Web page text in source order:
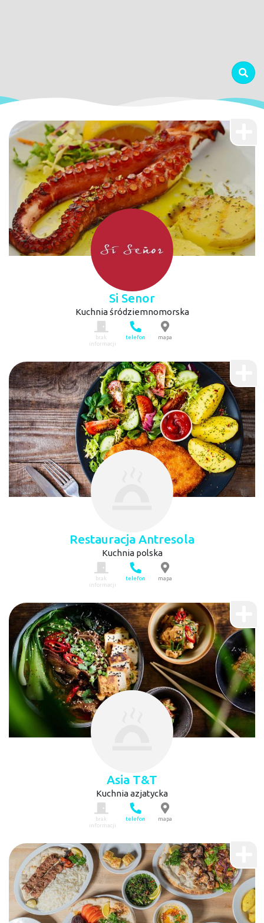
Asia T&T
Kuchnia azjatycka
brak
informacji
telefon mapa
Restauracja Antresola
Kuchnia polska
brak
informacji
telefon mapa
Si Senor
Kuchnia śródziemnomorska
brak
informacji
telefon mapa